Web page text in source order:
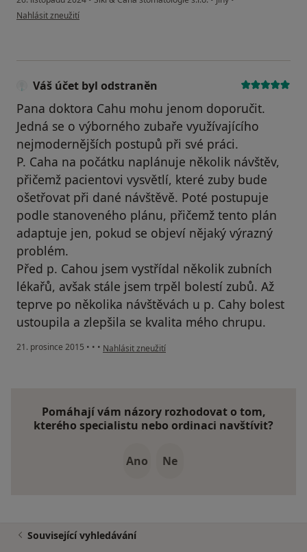
podle názoru uživatele Helena
Nahlásit zneužití
Váš účet byl odstraněn
Pana doktora Cahu mohu jenom doporučit.
Jedná se o výborného zubaře využívajícího
nejmodernějších postupů při své práci.
P. Caha na počátku naplánuje několik návštěv,
přičemž pacientovi vysvětlí, které zuby bude
ošetřovat při dané návštěvě. Poté postupuje
podle stanoveného plánu, přičemž tento plán
adaptuje jen, pokud se objeví nějaký výrazný
problém.
Před p. Cahou jsem vystřídal několik zubních
lékařů, avšak stále jsem trpěl bolestí zubů. Až
teprve po několika návštěvách u p. Cahy bolest
ustoupila a zlepšila se kvalita mého chrupu.
21. prosince 2015 • • • podle názoru uživatele Váš účet byl odstraněn
Nahlásit zneužití
Pomáhají vám názory rozhodovat o tom,
kterého specialistu nebo ordinaci navštívit?
Ano Ne
Související vyhledávání